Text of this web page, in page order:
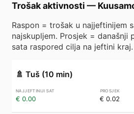
Trošak aktivnosti —
Raspon = trošak u najjeftinijem
najskupljem. Prosjek = današnji
sata raspored cilja na jeftini kraj.
🚿 Tuš (10 min)
€ 0.00 € 0.02